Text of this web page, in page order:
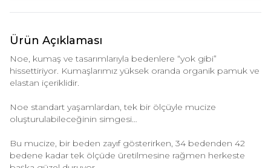
Ürün Açıklaması
Noe, kumaş ve tasarımlarıyla bedenlere “yok gibi”
hissettiriyor. Kumaşlarımız yüksek oranda organik pamuk ve
elastan içeriklidir.
Noe standart yaşamlardan, tek bir ölçüyle mucize
oluşturulabileceğinin simgesi…
Bu mucize, bir beden zayıf gösterirken, 34 bedenden 42
bedene kadar tek ölçüde üretilmesine rağmen herkeste